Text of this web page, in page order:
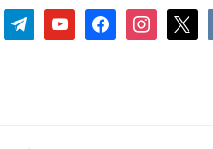
telegramyoutubefacebookinstagram